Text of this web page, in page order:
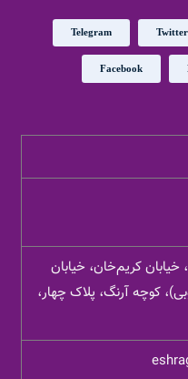
Twitter
Telegram
Facebook
خیابان کریم‌خان، خیابان
کوچه آرنگ، پلاک چهار،